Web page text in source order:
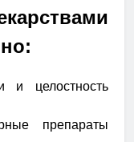
и целостность
препараты